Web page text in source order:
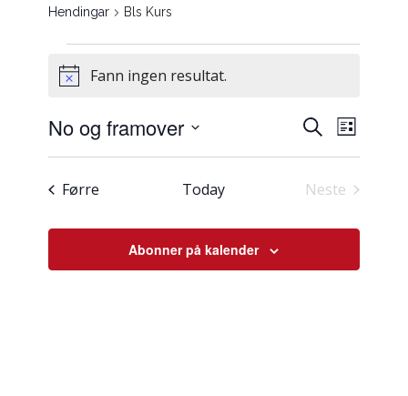
Hendingar Bls Kurs
NoticeFann ingen resultat.
Hendingar
Søk
Liste
No og framover
Førre Today
Neste
Abonner på kalender